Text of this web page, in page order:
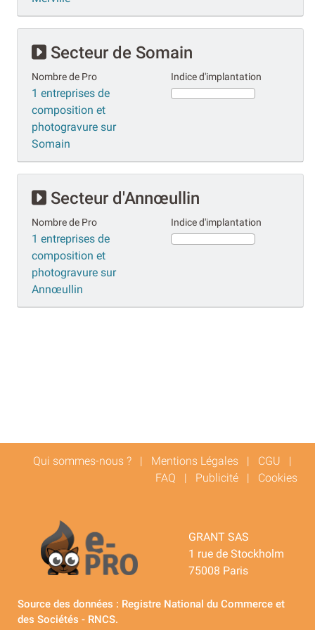
Secteur de Somain
Nombre de Pro
1 entreprises de
composition et
photogravure sur
Somain
Indice d'implantation
Secteur d'Annœullin
Nombre de Pro
1 entreprises de
composition et
photogravure sur
Annœullin
Indice d'implantation
Qui sommes-nous ? | Mentions Légales | CGU |
FAQ | Publicité | Cookies
GRANT SAS
1 rue de Stockholm
75008 Paris
Source des données : Registre National du Commerce et
des Sociétés - RNCS.